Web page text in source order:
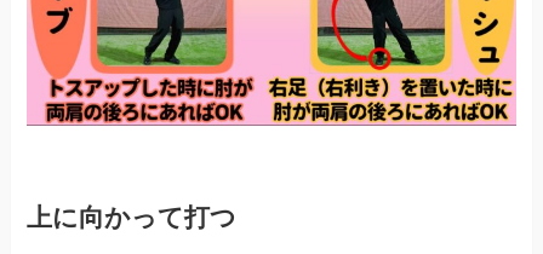
上に向かって打つ